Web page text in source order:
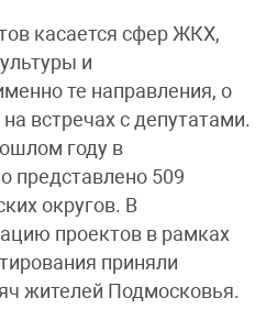
касается сфер ЖКХ,
и
те направления, о
встречах с депутатами.
году в
представлено 509
округов. В
проектов в рамках
приняли
жителей Подмосковья.